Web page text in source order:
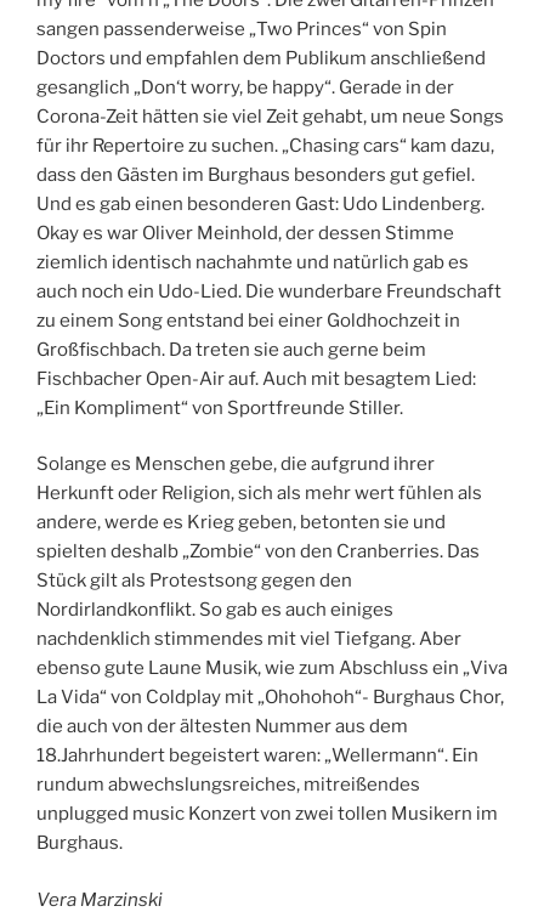
sangen passenderweise „Two Princes“ von Spin
Doctors und empfahlen dem Publikum anschließend
gesanglich „Don‘t worry, be happy“. Gerade in der
Corona-Zeit hätten sie viel Zeit gehabt, um neue Songs
für ihr Repertoire zu suchen. „Chasing cars“ kam dazu,
dass den Gästen im Burghaus besonders gut gefiel.
Und es gab einen besonderen Gast: Udo Lindenberg.
Okay es war Oliver Meinhold, der dessen Stimme
ziemlich identisch nachahmte und natürlich gab es
auch noch ein Udo-Lied. Die wunderbare Freundschaft
zu einem Song entstand bei einer Goldhochzeit in
Großfischbach. Da treten sie auch gerne beim
Fischbacher Open-Air auf. Auch mit besagtem Lied:
„Ein Kompliment“ von Sportfreunde Stiller.
Solange es Menschen gebe, die aufgrund ihrer
Herkunft oder Religion, sich als mehr wert fühlen als
andere, werde es Krieg geben, betonten sie und
spielten deshalb „Zombie“ von den Cranberries. Das
Stück gilt als Protestsong gegen den
Nordirlandkonflikt. So gab es auch einiges
nachdenklich stimmendes mit viel Tiefgang. Aber
ebenso gute Laune Musik, wie zum Abschluss ein „Viva
La Vida“ von Coldplay mit „Ohohohoh“- Burghaus Chor,
die auch von der ältesten Nummer aus dem
18.Jahrhundert begeistert waren: „Wellermann“. Ein
rundum abwechslungsreiches, mitreißendes
unplugged music Konzert von zwei tollen Musikern im
Burghaus.
Vera Marzinski